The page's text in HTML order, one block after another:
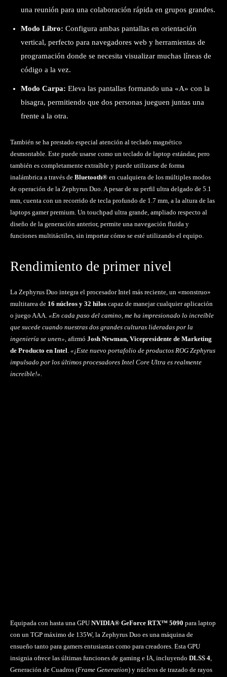
una reunión para una colaboración rápida en grupos grandes.
Modo Libro: Configura ambas pantallas en orientación
vertical, perfecto para navegadores web y herramientas de
programación donde se necesita visualizar muchas líneas de
código a la vez.
Modo Carpa: Eleva las pantallas formando una «A» con la
bisagra, permitiendo que dos personas jueguen juntas una
frente a la otra.
También se ha prestado especial atención al teclado magnético
desmontable. Este puede usarse como un teclado de laptop estándar, pero
también es completamente extraíble y puede utilizarse de forma
inalámbrica a través de Bluetooth® en cualquiera de los múltiples modos
de operación de la Zephyrus Duo. A pesar de su perfil ultra delgado de 5.1
mm, cuenta con un recorrido de tecla profundo de 1.7 mm, a la altura de las
laptops gamer premium. Un touchpad ultra grande, ampliado respecto al
diseño de la generación anterior, permite una navegación fluida y
funciones multitáctiles, sin importar cómo se esté utilizando el equipo.
Rendimiento de primer nivel
La Zephyrus Duo integra el procesador Intel más reciente, un «monstruo»
multitarea de 16 núcleos y 32 hilos capaz de manejar cualquier aplicación
o juego AAA. «En cada paso del camino, me ha impresionado lo increíble
que sucede cuando nuestras dos grandes culturas lideradas por la
ingeniería se unen», afirmó Josh Newman, Vicepresidente de Marketing
de Producto en Intel. «¡Este nuevo portafolio de productos ROG Zephyrus
impulsado por los últimos procesadores Intel Core Ultra es realmente
increíble!».
Equipada con hasta una GPU NVIDIA® GeForce RTX™ 5090 para laptop
con un TGP máximo de 135W, la Zephyrus Duo es una máquina de
ensueño tanto para gamers entusiastas como para creadores. Esta GPU
insignia ofrece las últimas funciones de gaming e IA, incluyendo DLSS 4,
Generación de Cuadros (Frame Generation) y núcleos de trazado de rayos